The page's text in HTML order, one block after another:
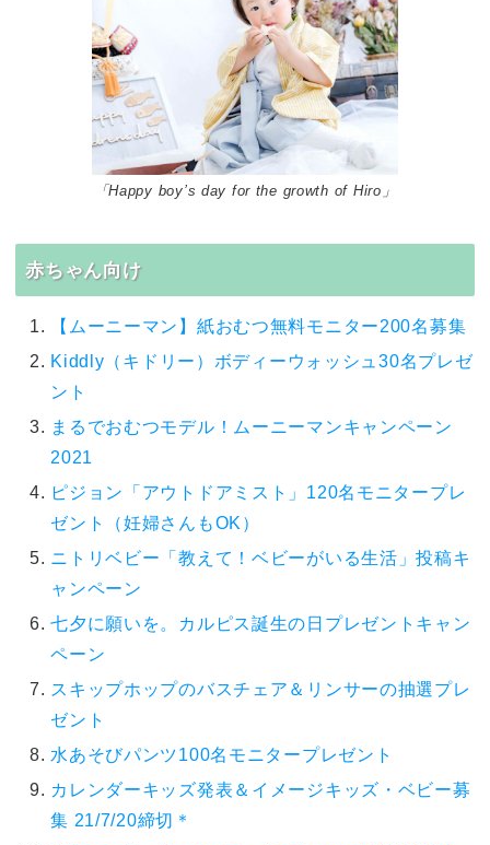
「Happy boy’s day for the growth of Hiro」
赤ちゃん向け
【ムーニーマン】紙おむつ無料モニター200名募集
Kiddly（キドリー）ボディーウォッシュ30名プレゼ
ント
まるでおむつモデル！ムーニーマンキャンペーン
2021
ピジョン「アウトドアミスト」120名モニタープレ
ゼント（妊婦さんもOK）
ニトリベビー「教えて！ベビーがいる生活」投稿キ
ャンペーン
七夕に願いを。カルピス誕生の日プレゼントキャン
ペーン
スキップホップのバスチェア＆リンサーの抽選プレ
ゼント
水あそびパンツ100名モニタープレゼント
カレンダーキッズ発表＆イメージキッズ・ベビー募
集 21/7/20締切＊